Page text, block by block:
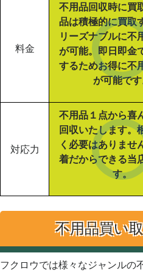
料金
不用品回収時に買
品は積極的に買取
リーズナブルに不
が可能。即日即金
するためお得に不
が可能です
対応力
不用品１点から喜
回収いたします。
く必要はありませ
着だからできる当
す。
不用品買い
フクロウでは様々なジャンルの